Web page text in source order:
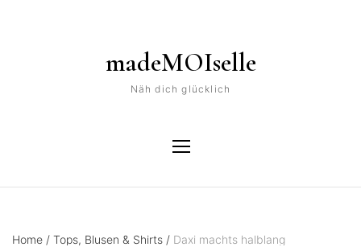
madeMOIselle
Näh dich glücklich
Home / Tops, Blusen & Shirts / Daxi machts halblang